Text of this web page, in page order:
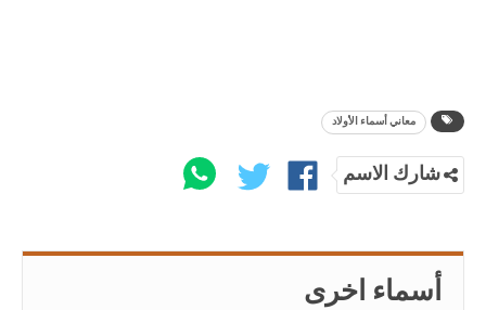
معاني أسماء الأولاد
شارك الاسم
أسماء اخرى